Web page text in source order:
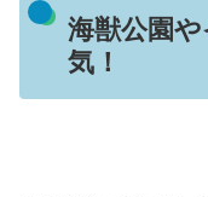
海獣公園
気！